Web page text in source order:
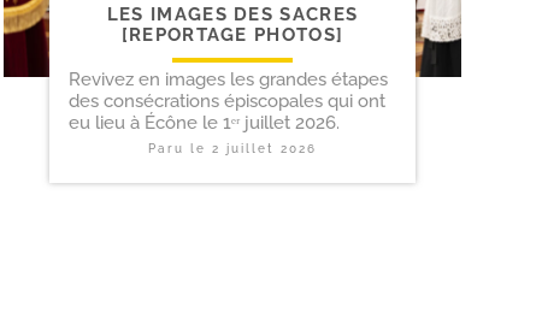
LES IMAGES DES SACRES
[REPORTAGE PHOTOS]
Revivez en images les grandes étapes
des consécrations épiscopales qui ont
eu lieu à Écône le 1ᵉʳ juillet 2026.
Paru le 2 juillet 2026